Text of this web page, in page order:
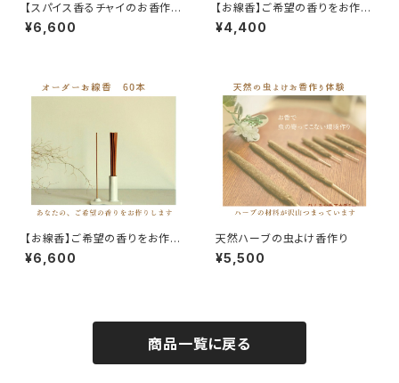
【スパイス香るチャイのお香作
り】
¥6,600
【お線香】ご希望の香りをお作り
いたします
¥4,400
【お線香】ご希望の香りをお作り
いたします
¥6,600
天然ハーブの虫よけ香作り
¥5,500
商品一覧に戻る